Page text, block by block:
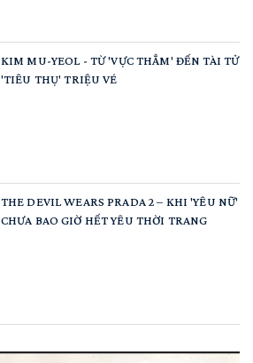
KIM MU-YEOL - TỪ 'VỰC THẲM' ĐẾN TÀI TỬ
'TIÊU THỤ' TRIỆU VÉ
THE DEVIL WEARS PRADA 2 – KHI 'YÊU NỮ'
CHƯA BAO GIỜ HẾT YÊU THỜI TRANG